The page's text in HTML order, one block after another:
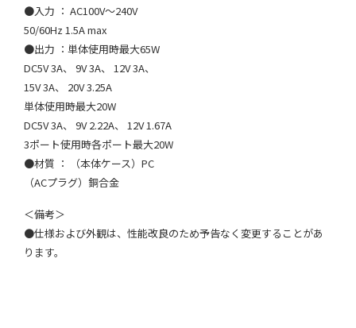
●入力 ： AC100V～240V
50/60Hz 1.5A max
●出力 ：単体使用時最大65W
DC5V 3A、 9V 3A、 12V 3A、
15V 3A、 20V 3.25A
単体使用時最大20W
DC5V 3A、 9V 2.22A、 12V 1.67A
3ポート使用時各ポート最大20W
●材質 ： （本体ケース）PC
（ACプラグ）銅合金
＜備考＞
●仕様および外観は、性能改良のため予告なく変更することがあ
ります。